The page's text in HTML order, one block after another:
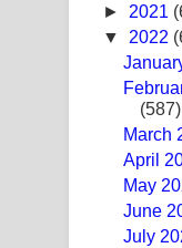
► 2021
▼ 2022
(587)
March
April
May
June
July